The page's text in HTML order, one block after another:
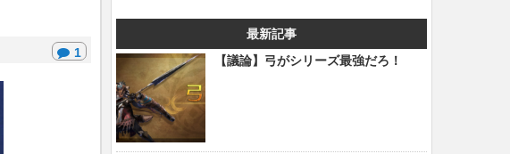
1
最新記事
【議論】弓がシリーズ最強だろ！